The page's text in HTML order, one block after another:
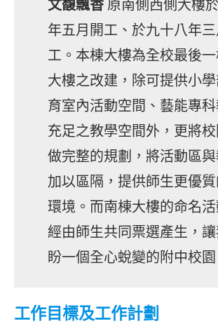
文馥飄香原南側西側大樓
年五月開工、於九十八年
工。本棟大樓為全校最後
大樓之改建，除可提供小
育室內活動空間、藝能專
充足之教學空間外，更將
做完整的規劃，將活動區
加以區隔，提供師生更優
環境。而南棟大樓的命名
經由師生共同票選產生，
盼一個全心蛻變的附中校園
工作目標及工作計劃